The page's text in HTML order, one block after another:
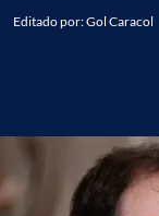
Editado por:Gol Caracol